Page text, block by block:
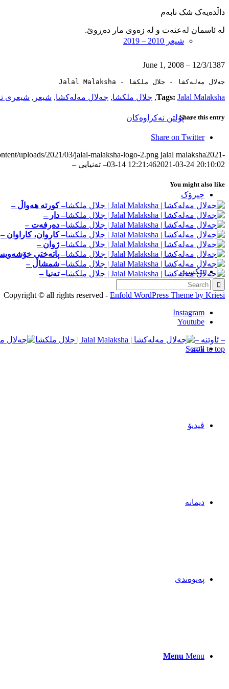
شیعر 2010 – 2019
پۆلێن نەکراوەکان
چیرۆک
تێکست
وێنه‌
ڤیدیۆ
دیمانە
پەیوەندی
Menu Menu
داڵده‌یه‌ک شک نابه‌م
له‌ ئاسمان له‌عنه‌ت و له ‌زه‌وی مار ده‌ڕوێ.
12/3/1387 – June 1, 2008
جەلال مەلەکشا - جلال ملکشا - Jalal Malaksha
Tags: Jalal Malaksha
, جلال ملکشا, جەلال مەلەکشا, شیعر , شیعری
Share this entry
Share on Twitter
uploads/2021/03/jalal-malaksha-logo-2.png jalal malaksha2021-
03-14 12:21:462021-03-24 20:10:02 – ته‌نیایی –
You might also like
– کورتە ھەواڵ –
– دار –
– ده‌رفه‌ت –
– کاروان، کاراوان –
– ژوان –
– پاته‌ختی
– شمشاڵ –
– ته‌نیا –
Copyright © all rights reserved - Enfold WordPress Theme by Kriesi
Instagram
Youtube
– ئاوێنه –
Scroll to top